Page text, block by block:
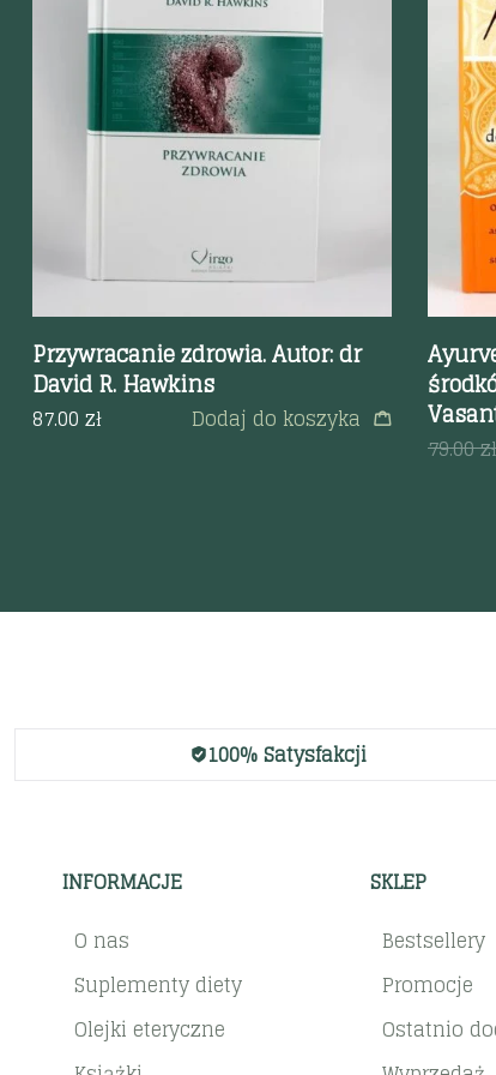
Szybki podgląd
Przywracanie zdrowia. Autor: dr
David R. Hawkins
87.00 zł Dodaj do koszyka
79.00zł
100% Satysfakcji
INFORMACJE
O nas
Suplementy diety
Olejki eteryczne
SKLEP
Bestsellery
Promocje
Ostatnio